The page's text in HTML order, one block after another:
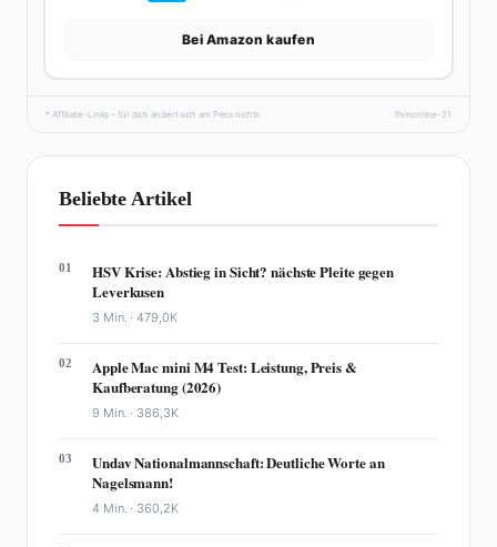
Bei Amazon kaufen
* Affiliate-Links – für dich ändert sich am Preis nichts. fhmonline-21
Beliebte Artikel
01
HSV Krise: Abstieg in Sicht? nächste Pleite gegen
Leverkusen
3 Min. ·479,0K
02
Apple Mac mini M4 Test: Leistung, Preis &
Kaufberatung (2026)
9 Min. · 386,3K
03
Undav Nationalmannschaft: Deutliche Worte an
Nagelsmann!
4 Min. · 360,2K